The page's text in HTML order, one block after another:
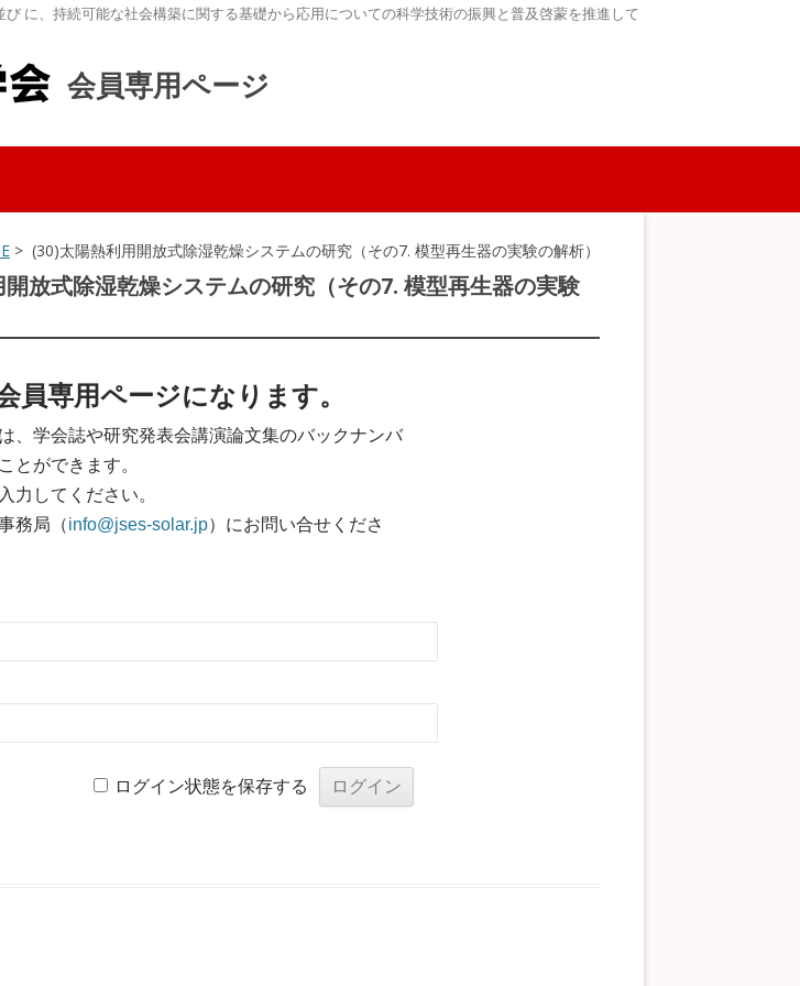
に、持続可能な社会構築に関する基礎から応用についての科学技術の振興と普及啓蒙を推進して
会員専用ページ
> (30)太陽熱利用開放式除湿乾燥システムの研究（その7. 模型再生器の実験の解析）
放式除湿乾燥システムの研究（その7. 模型再生器の実験
員専用ページになります。
、学会誌や研究発表会講演論文集のバックナンバ
とができます。
力してください。
務局（info@jses-solar.jp）にお問い合せくださ
ログイン状態を保存する